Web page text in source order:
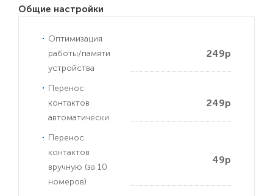
Общие настройки
Оптимизация
работы/памяти
устройства
249р
Перенос
контактов
автоматически
249р
Перенос
контактов
вручную (за 10
номеров)
49р